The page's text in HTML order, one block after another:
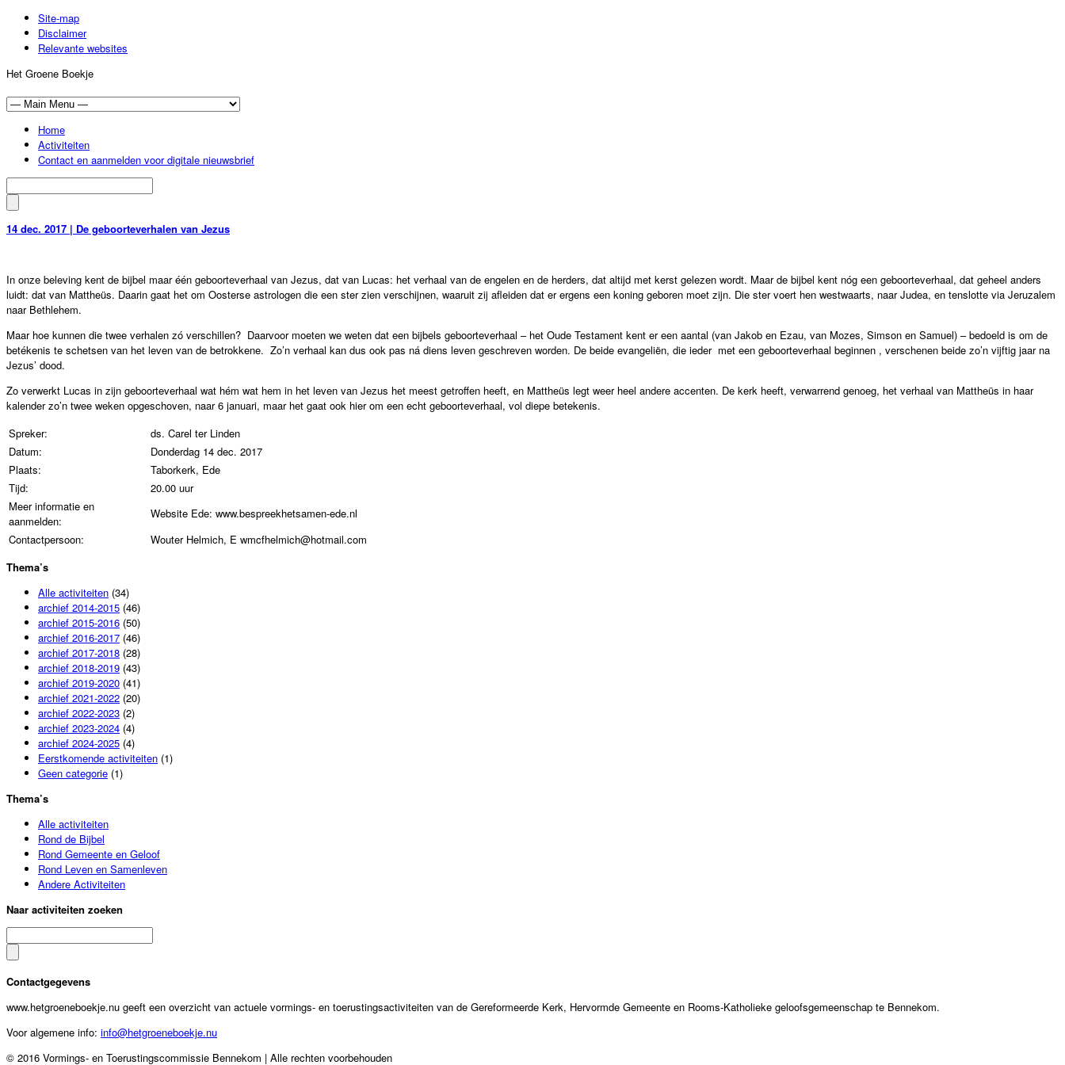
Site-map
Disclaimer
Relevante websites
Het Groene Boekje
Home
Activiteiten
Contact en aanmelden voor digitale nieuwsbrief
14 dec. 2017 | De geboorteverhalen van Jezus
In onze beleving kent de bijbel maar één geboorteverhaal van Jezus, dat van Lucas: het verhaal van de engelen en de herders, dat altijd met kerst gelezen wordt. Maar de bijbel kent nóg een geboorteverhaal, dat geheel anders
luidt: dat van Mattheüs. Daarin gaat het om Oosterse astrologen die een ster zien verschijnen, waaruit zij afleiden dat er ergens een koning geboren moet zijn. Die ster voert hen westwaarts, naar Judea, en tenslotte via Jeruzalem
naar Bethlehem.
Maar hoe kunnen die twee verhalen zó verschillen? Daarvoor moeten we weten dat een bijbels geboorteverhaal – het Oude Testament kent er een aantal (van Jakob en Ezau, van Mozes, Simson en Samuel) – bedoeld is om de
betékenis te schetsen van het leven van de betrokkene. Zo’n verhaal kan dus ook pas ná diens leven geschreven worden. De beide evangeliën, die ieder met een geboorteverhaal beginnen , verschenen beide zo’n vijftig jaar na
Jezus’ dood.
Zo verwerkt Lucas in zijn geboorteverhaal wat hém wat hem in het leven van Jezus het meest getroffen heeft, en Mattheüs legt weer heel andere accenten. De kerk heeft, verwarrend genoeg, het verhaal van Mattheüs in haar
kalender zo’n twee weken opgeschoven, naar 6 januari, maar het gaat ook hier om een echt geboorteverhaal, vol diepe betekenis.
Spreker:
ds. Carel ter Linden
Datum:
Donderdag 14 dec. 2017
Plaats:
Taborkerk, Ede
Tijd:
20.00 uur
Meer informatie en
aanmelden:
Website Ede: www.bespreekhetsamen-ede.nl
Contactpersoon:
Wouter Helmich, E wmcfhelmich@hotmail.com
Thema’s
Alle activiteiten (34)
archief 2014-2015 (46)
archief 2015-2016 (50)
archief 2016-2017 (46)
archief 2017-2018 (28)
archief 2018-2019 (43)
archief 2019-2020 (41)
archief 2021-2022 (20)
archief 2022-2023 (2)
archief 2023-2024 (4)
archief 2024-2025 (4)
Eerstkomende activiteiten (1)
Geen categorie (1)
Thema’s
Alle activiteiten
Rond de Bijbel
Rond Gemeente en Geloof
Rond Leven en Samenleven
Andere Activiteiten
Naar activiteiten zoeken
Contactgegevens
www.hetgroeneboekje.nu geeft een overzicht van actuele vormings- en toerustingsactiviteiten van de Gereformeerde Kerk, Hervormde Gemeente en Rooms-Katholieke geloofsgemeenschap te Bennekom.
Voor algemene info: info@hetgroeneboekje.nu
© 2016 Vormings- en Toerustingscommissie Bennekom | Alle rechten voorbehouden